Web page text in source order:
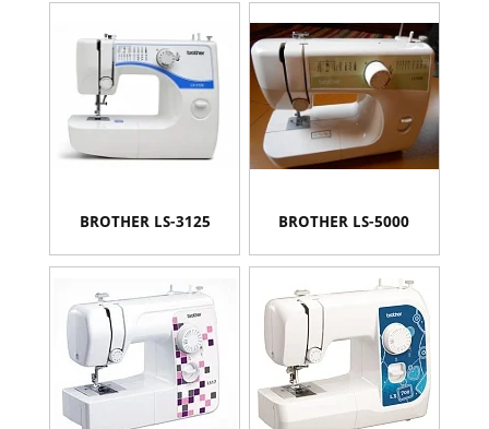
BROTHER LS-3125 BROTHER LS-5000